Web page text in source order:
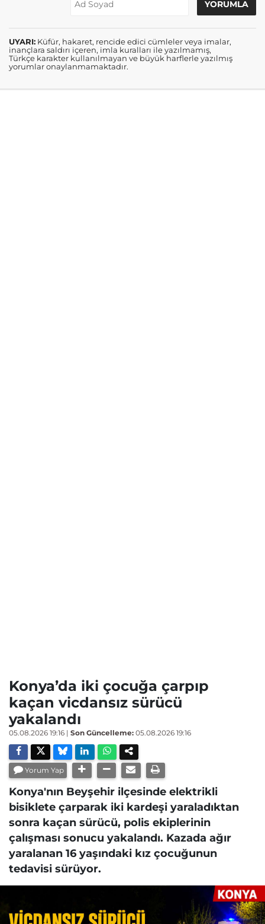
UYARI: Küfür, hakaret, rencide edici cümleler veya imalar,
inançlara saldırı içeren, imla kuralları ile yazılmamış,
Türkçe karakter kullanılmayan ve büyük harflerle yazılmış
yorumlar onaylanmamaktadır.
Konya’da iki çocuğa çarpıp
kaçan vicdansız sürücü
yakalandı
05.08.2026 19:16 | Son Güncelleme: 05.08.2026 19:16
Yorum Yap
Konya'nın Beyşehir ilçesinde elektrikli
bisiklete çarparak iki kardeşi yaraladıktan
sonra kaçan sürücü, polis ekiplerinin
çalışması sonucu yakalandı. Kazada ağır
yaralanan 16 yaşındaki kız çocuğunun
tedavisi sürüyor.